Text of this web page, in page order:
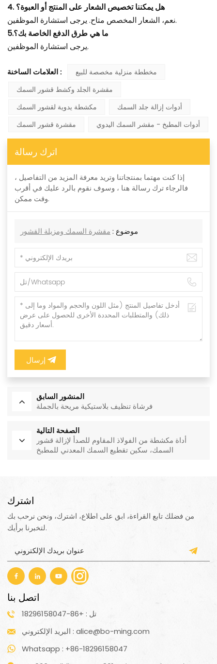
4. هل يمكننا تخصيص الشعار على المنتج أو العبوة؟
نعم، الشعار المخصص متاح. يرجى استشارة الموظفين.
5.ما هي طرق الدفع الخاصة بك؟
يرجى استشارة الموظفين.
العلامات الساخنة :
مخططة منزلية مخصصة للبيع
مقشرة الجلد وكشط قشور السمك
مكشطة يدوية لقشور السمك
أدوات إزالة جلد السمك
مقشرة قشور السمك
أدوات المطبخ - مقشر السمك اليدوي
اترك رسالة
إذا كنت مهتما بمنتجاتنا وتريد معرفة المزيد من التفاصيل ،
فالرجاء ترك رسالة هنا ، وسوف نقوم بالرد عليك في أقرب
وقت ممكن.
موضوع : مقشرة السمك ومزيلة القشور
إرسال
المنشور السابق
فرشاة تنظيف بلاستيكية مريحة بالجملة
الصفحة التالية
أداة مكشطة من الفولاذ المقاوم للصدأ لإزالة قشور
السمك، سكين تقطيع السمك المعدني للمطبخ
اشترك
من فضلك تابع القراءة، ابق على اطلاع، اشترك، ونحن نرحب بك
لتخبرنا برأيك.
اتصل بنا
تل : +86-18296158047
البريد الإلكتروني : alice@bo-ming.com
Whatsapp : +86-18296158047